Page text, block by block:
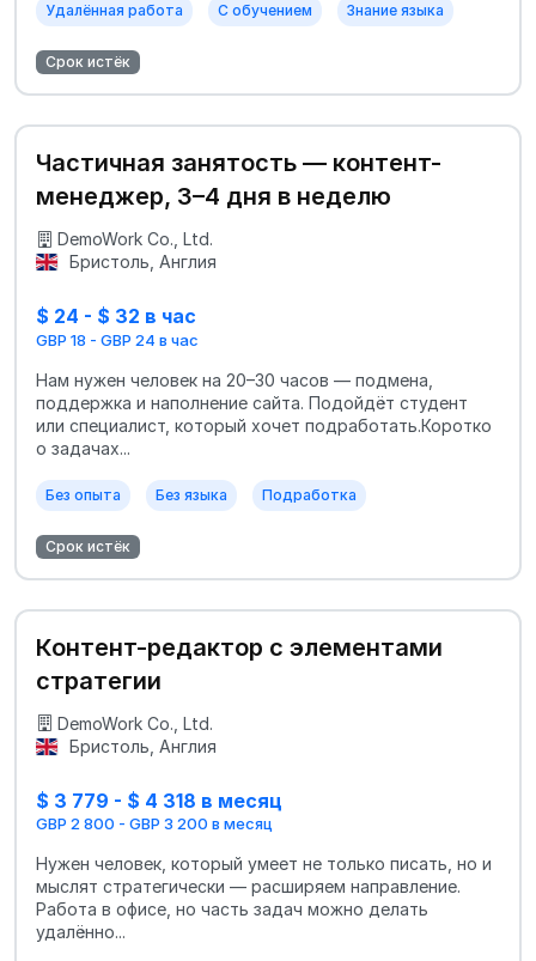
Удалённая работа С обучением Знание языка
Срок истёк
Частичная занятость — контент-
менеджер, 3–4 дня в неделю
DemoWork Co., Ltd.
Бристоль, Англия
$ 24 - $ 32 в час
GBP 18 - GBP 24 в час
Нам нужен человек на 20–30 часов — подмена,
поддержка и наполнение сайта. Подойдёт студент
или специалист, который хочет подработать.Коротко
о задачах...
Без опыта Без языка Подработка
Срок истёк
Контент-редактор с элементами
стратегии
DemoWork Co., Ltd.
Бристоль, Англия
$ 3 779 - $ 4 318 в месяц
GBP 2 800 - GBP 3 200 в месяц
Нужен человек, который умеет не только писать, но и
мыслят стратегически — расширяем направление.
Работа в офисе, но часть задач можно делать
удалённо...